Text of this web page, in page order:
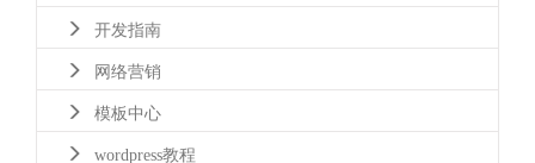
开发指南
网络营销
模板中心
wordpress教程